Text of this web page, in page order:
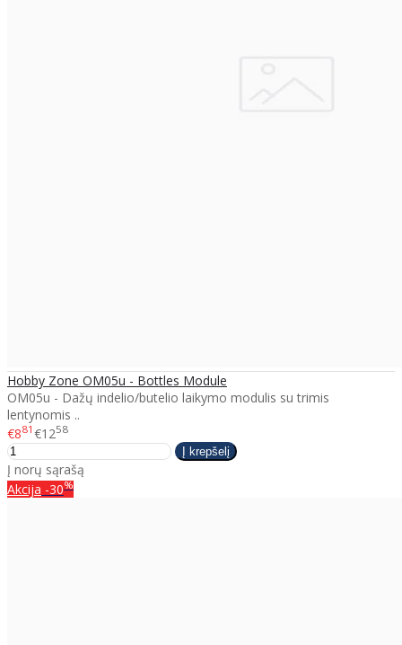
Hobby Zone OM05u - Bottles Module
OM05u - Dažų indelio/butelio laikymo modulis su trimis
lentynomis ..
€881 €1258
Į norų sąrašą
Akcija -30%